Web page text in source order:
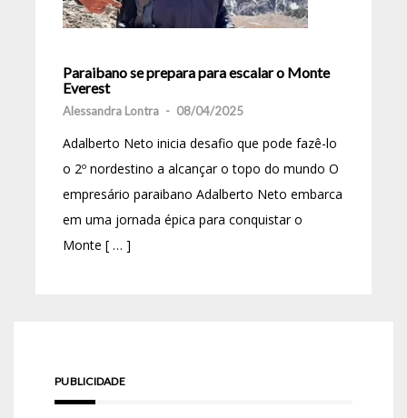
Paraibano se prepara para escalar o Monte
Everest
Alessandra Lontra - 08/04/2025
Adalberto Neto inicia desafio que pode fazê-lo
o 2º nordestino a alcançar o topo do mundo O
empresário paraibano Adalberto Neto embarca
em uma jornada épica para conquistar o
Monte [ … ]
PUBLICIDADE